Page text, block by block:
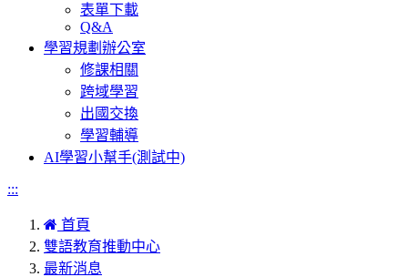
表單下載
Q&A
學習規劃辦公室
修課相關
跨域學習
出國交換
學習輔導
AI學習小幫手(測試中)
:::
首頁
雙語教育推動中心
最新消息